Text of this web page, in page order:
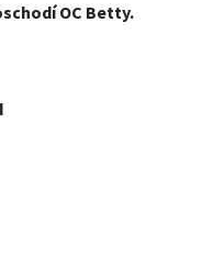
OC Betty.